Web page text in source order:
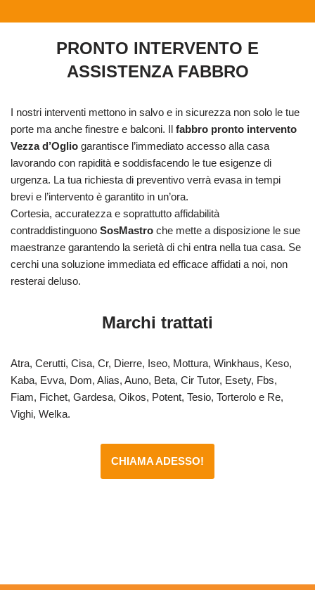
PRONTO INTERVENTO E
ASSISTENZA FABBRO
I nostri interventi mettono in salvo e in sicurezza non solo le tue
porte ma anche finestre e balconi. Il fabbro pronto intervento
Vezza d’Oglio garantisce l’immediato accesso alla casa
lavorando con rapidità e soddisfacendo le tue esigenze di
urgenza. La tua richiesta di preventivo verrà evasa in tempi
brevi e l’intervento è garantito in un’ora.
Cortesia, accuratezza e soprattutto affidabilità
contraddistinguono SosMastro che mette a disposizione le sue
maestranze garantendo la serietà di chi entra nella tua casa. Se
cerchi una soluzione immediata ed efficace affidati a noi, non
resterai deluso.
Marchi trattati
Atra, Cerutti, Cisa, Cr, Dierre, Iseo, Mottura, Winkhaus, Keso,
Kaba, Evva, Dom, Alias, Auno, Beta, Cir Tutor, Esety, Fbs,
Fiam, Fichet, Gardesa, Oikos, Potent, Tesio, Torterolo e Re,
Vighi, Welka.
CHIAMA ADESSO!